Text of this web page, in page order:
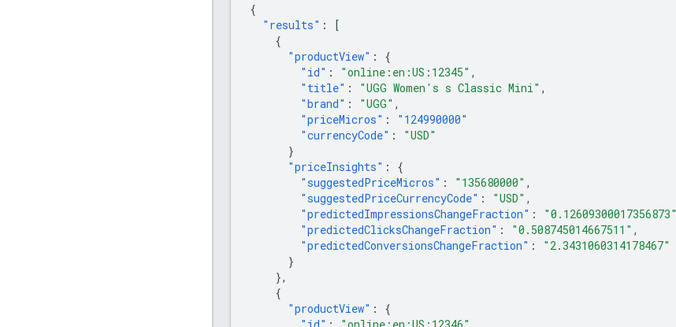
{
"results" :
[
{
"productView" :
{
"id" : "online:en:US:12345" ,
"title" : "UGG Women's s Classic Mini" ,
"brand" : "UGG" ,
"priceMicros" :
"124990000"
"currencyCode" :
"USD"
}
"priceInsights" :
{
"suggestedPriceMicros" : "135680000" ,
"suggestedPriceCurrencyCode" : "USD" ,
"predictedImpressionsChangeFraction" : "0.12609300017356873"
"predictedClicksChangeFraction" : "0.508745014667511" ,
"predictedConversionsChangeFraction" :
"2.3431060314178467"
}
},
{
"productView" :
{